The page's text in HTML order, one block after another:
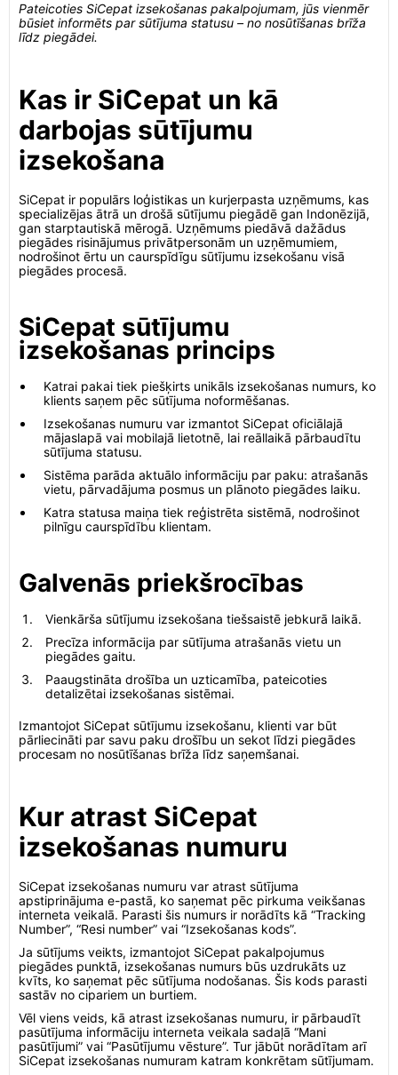
Pateicoties SiCepat izsekošanas pakalpojumam, jūs vienmēr
būsiet informēts par sūtījuma statusu – no nosūtīšanas brīža
līdz piegādei.
Kas ir SiCepat un kā
darbojas sūtījumu
izsekošana
SiCepat ir populārs loģistikas un kurjerpasta uzņēmums, kas
specializējas ātrā un drošā sūtījumu piegādē gan Indonēzijā,
gan starptautiskā mērogā. Uzņēmums piedāvā dažādus
piegādes risinājumus privātpersonām un uzņēmumiem,
nodrošinot ērtu un caurspīdīgu sūtījumu izsekošanu visā
piegādes procesā.
SiCepat sūtījumu
izsekošanas princips
Katrai pakai tiek piešķirts unikāls izsekošanas numurs, ko
klients saņem pēc sūtījuma noformēšanas.
Izsekošanas numuru var izmantot SiCepat oficiālajā
mājaslapā vai mobilajā lietotnē, lai reāllaikā pārbaudītu
sūtījuma statusu.
Sistēma parāda aktuālo informāciju par paku: atrašanās
vietu, pārvadājuma posmus un plānoto piegādes laiku.
Katra statusa maiņa tiek reģistrēta sistēmā, nodrošinot
pilnīgu caurspīdību klientam.
Galvenās priekšrocības
Vienkārša sūtījumu izsekošana tiešsaistē jebkurā laikā.
Precīza informācija par sūtījuma atrašanās vietu un
piegādes gaitu.
Paaugstināta drošība un uzticamība, pateicoties
detalizētai izsekošanas sistēmai.
Izmantojot SiCepat sūtījumu izsekošanu, klienti var būt
pārliecināti par savu paku drošību un sekot līdzi piegādes
procesam no nosūtīšanas brīža līdz saņemšanai.
Kur atrast SiCepat
izsekošanas numuru
SiCepat izsekošanas numuru var atrast sūtījuma
apstiprinājuma e-pastā, ko saņemat pēc pirkuma veikšanas
interneta veikalā. Parasti šis numurs ir norādīts kā “Tracking
Number”, “Resi number” vai “Izsekošanas kods”.
Ja sūtījums veikts, izmantojot SiCepat pakalpojumus
piegādes punktā, izsekošanas numurs būs uzdrukāts uz
kvīts, ko saņemat pēc sūtījuma nodošanas. Šis kods parasti
sastāv no cipariem un burtiem.
Vēl viens veids, kā atrast izsekošanas numuru, ir pārbaudīt
pasūtījuma informāciju interneta veikala sadaļā “Mani
pasūtījumi” vai “Pasūtījumu vēsture”. Tur jābūt norādītam arī
SiCepat izsekošanas numuram katram konkrētam sūtījumam.